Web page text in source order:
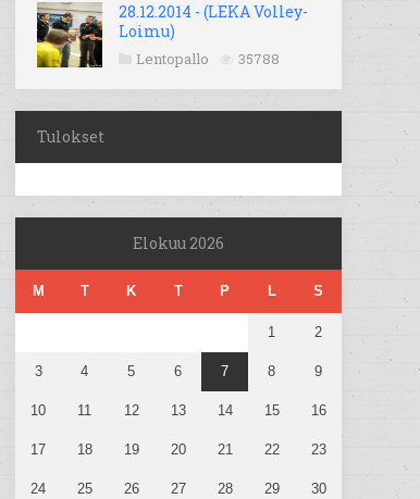
28.12.2014 - (LEKA Volley-
Loimu)
Lentopallo 35788
Tulokset
Elokuu 2026
M T K T P L S
1 2
3 4 5 6 7 8 9
10 11 12 13 14 15 16
17 18 19 20 21 22 23
24 25 26 27 28 29 30